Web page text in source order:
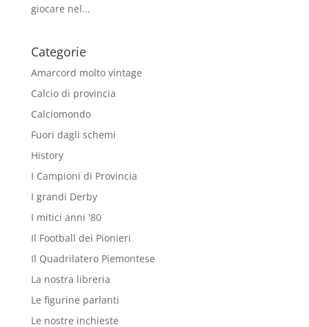
giocare nel...
Categorie
Amarcord molto vintage
Calcio di provincia
Calciomondo
Fuori dagli schemi
History
I Campioni di Provincia
I grandi Derby
I mitici anni '80
Il Football dei Pionieri
Il Quadrilatero Piemontese
La nostra libreria
Le figurine parlanti
Le nostre inchieste